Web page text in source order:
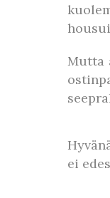
Mutta
ei